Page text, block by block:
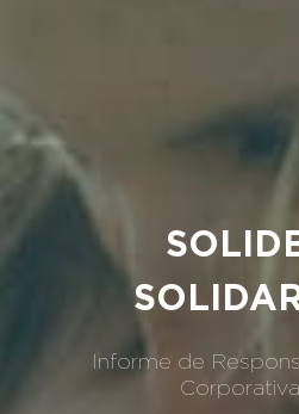
Informe de